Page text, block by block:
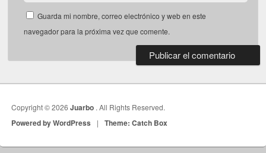
Guarda mi nombre, correo electrónico y web en este
navegador para la próxima vez que comente.
Copyright © 2026Juarbo . All Rights Reserved.
Powered by WordPress | Theme: Catch Box